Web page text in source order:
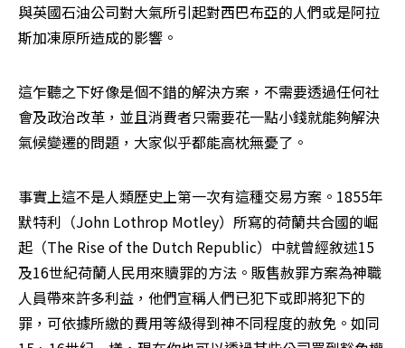
與英國石油公司對大氣所引起對西巴布亞的人們或是阿拉
斯加凍原所造成的影響。
這乍聽之下好像是個不錯的解決方案，不需要透過任何社
會及政治改革，並且消費者只需要花一點小錢就能夠解決
氣候變遷的問題，大家似乎都能高枕無憂了。
事實上這不是人類歷史上第一次有這種交易方案。1855年
默特利（John Lothrop Motley）所寫的荷蘭共合國的崛
起（The Rise of the Dutch Republic）中就曾經敘述15
及16世紀荷蘭人民用來贖罪的方法。販售赦罪方案為神職
人員帶來許多利益，他們宣稱人們已犯下或即將犯下的
罪，可依據所繳的費用等級得到神不同程度的赦免。如同